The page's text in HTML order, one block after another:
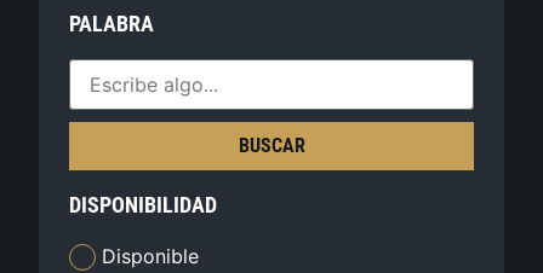
PALABRA
BUSCAR
DISPONIBILIDAD
Disponible